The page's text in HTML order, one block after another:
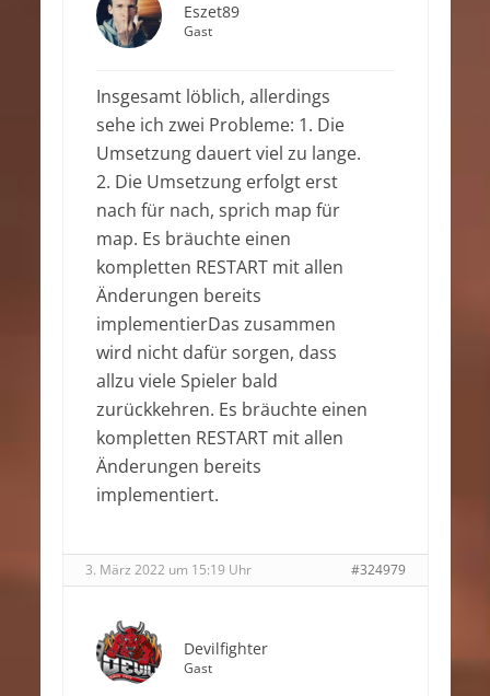
Eszet89
Gast
Insgesamt löblich, allerdings
sehe ich zwei Probleme: 1. Die
Umsetzung dauert viel zu lange.
2. Die Umsetzung erfolgt erst
nach für nach, sprich map für
map. Es bräuchte einen
kompletten RESTART mit allen
Änderungen bereits
implementierDas zusammen
wird nicht dafür sorgen, dass
allzu viele Spieler bald
zurückkehren. Es bräuchte einen
kompletten RESTART mit allen
Änderungen bereits
implementiert.
3. März 2022 um 15:19 Uhr #324979
Devilfighter
Gast